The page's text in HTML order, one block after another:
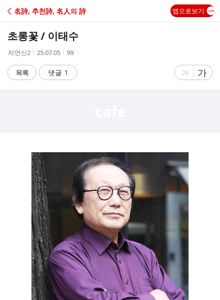
C
名詩, 추천詩, 名人의 詩 앱으로보기
초롱꽃 / 이태수
작
자
자연산2
작
시
간
25.07.05
조
수
99
목록 댓글 1
글
가
글
자
가